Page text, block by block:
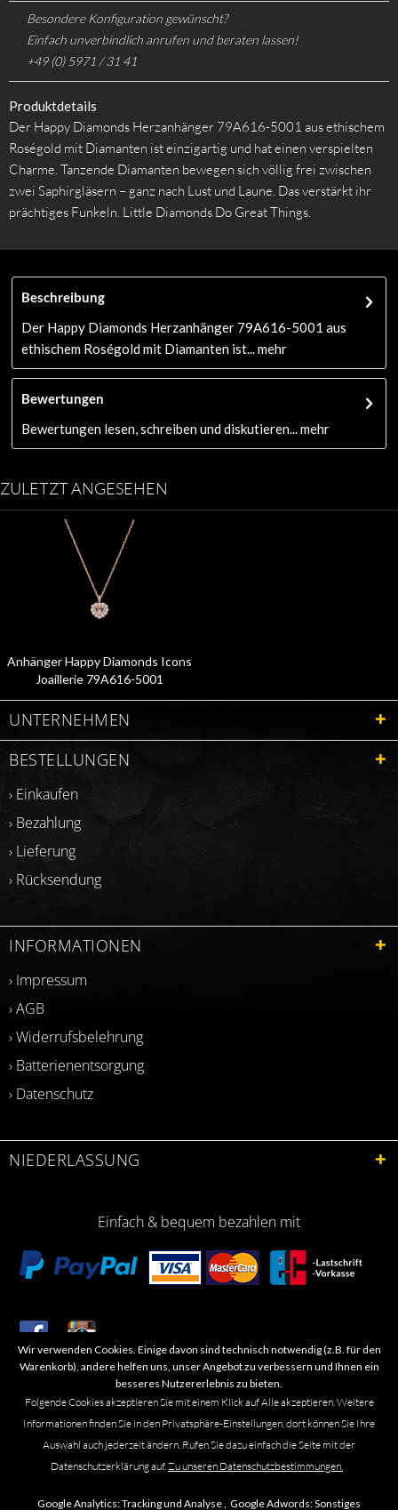
Besondere Konfiguration gewünscht?
Einfach unverbindlich anrufen und beraten lassen!
+49 (0) 5971 / 31 41
Produktdetails
Der Happy Diamonds Herzanhänger 79A616-5001 aus ethischem
Roségold mit Diamanten ist einzigartig und hat einen verspielten
Charme. Tanzende Diamanten bewegen sich völlig frei zwischen
zwei Saphirgläsern – ganz nach Lust und Laune. Das verstärkt ihr
prächtiges Funkeln. Little Diamonds Do Great Things.
Beschreibung
Der Happy Diamonds Herzanhänger 79A616-5001 aus
ethischem Roségold mit Diamanten ist...
mehr
Bewertungen
Bewertungen lesen, schreiben und diskutieren...
mehr
ZULETZT ANGESEHEN
Anhänger Happy Diamonds Icons
Joaillerie 79A616-5001
UNTERNEHMEN
BESTELLUNGEN
› Einkaufen
› Bezahlung
› Lieferung
› Rücksendung
INFORMATIONEN
› Impressum
› AGB
› Widerrufsbelehrung
› Batterienentsorgung
› Datenschutz
NIEDERLASSUNG
Einfach & bequem bezahlen mit
​Letzte Aktualisierung: 06.2026
Marken- oder Warenzeichen werden in der Regel nicht als solche kenntlich
gemacht. Das Fehlen einer solchen Kennzeichnung bedeutet nicht, dass es
Wir verwenden Cookies. Einige davon sind technisch notwendig (z.B. für den
Warenkorb), andere helfen uns, unser Angebot zu verbessern und Ihnen ein
besseres Nutzererlebnis zu bieten.
Folgende Cookies akzeptieren Sie mit einem Klick auf Alle akzeptieren. Weitere
Informationen finden Sie in den Privatsphäre-Einstellungen, dort können Sie Ihre
Auswahl auch jederzeit ändern. Rufen Sie dazu einfach die Seite mit der
Datenschutzerklärung auf.Zu unseren Datenschutzbestimmungen.
Google Analytics:Tracking und Analyse , Google Adwords:Sonstiges